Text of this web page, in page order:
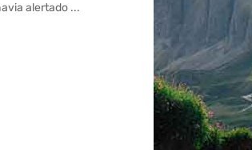
alertado ...